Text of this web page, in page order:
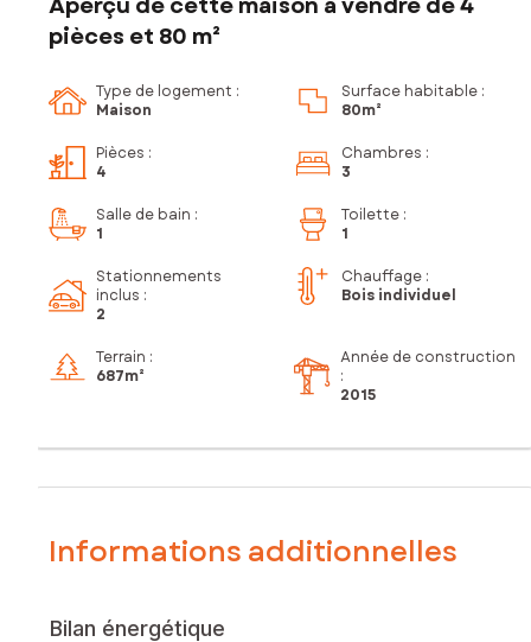
pièces et 80 m²
Type de logement :
Maison
Surface habitable :
80m²
Pièces :
4
Chambres :
3
Salle de bain :
1
Toilette :
1
Stationnements
inclus :
2
Chauffage :
Bois individuel
Terrain :
687m²
Année de construction
:
2015
Informations additionnelles
Bilan énergétique